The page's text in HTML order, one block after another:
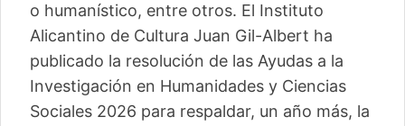
o humanístico, entre otros. El Instituto
Alicantino de Cultura Juan Gil-Albert ha
publicado la resolución de las Ayudas a la
Investigación en Humanidades y Ciencias
Sociales 2026 para respaldar, un año más, la